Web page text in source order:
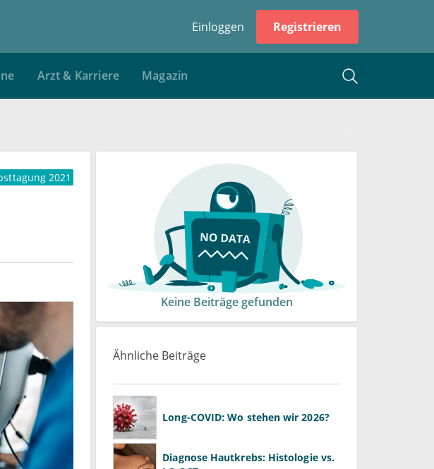
Einloggen Registrieren
Arzt & Karriere Magazin
2021
Keine Beiträge gefunden
Ähnliche Beiträge
Long-COVID: Wo stehen wir 2026?
Diagnose Hautkrebs: Histologie vs.